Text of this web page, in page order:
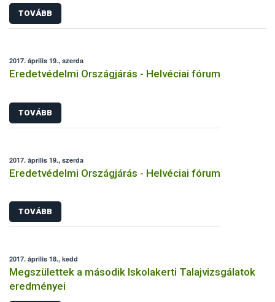
TOVÁBB
2017. április 19., szerda
Eredetvédelmi Országjárás - Helvéciai fórum
TOVÁBB
2017. április 19., szerda
Eredetvédelmi Országjárás - Helvéciai fórum
TOVÁBB
2017. április 18., kedd
Megszülettek a második Iskolakerti Talajvizsgálatok
eredményei